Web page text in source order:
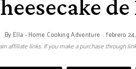
By Ella - Home Cooking Adventure febrero
affiliate links. If you make a purchase through